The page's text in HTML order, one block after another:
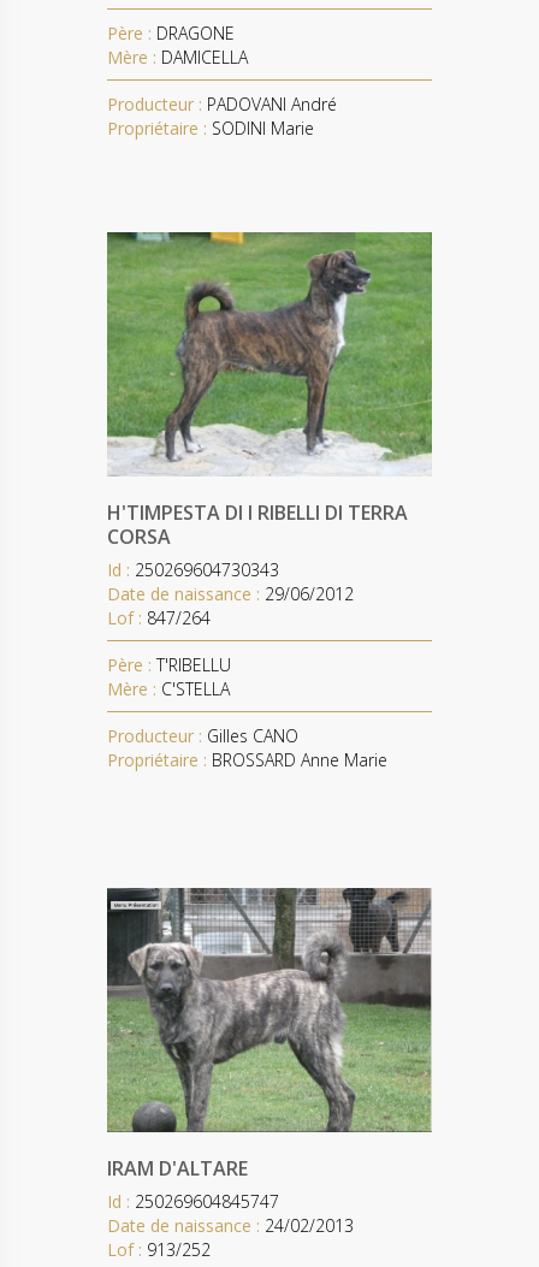
Père : DRAGONE
Mère : DAMICELLA
Producteur : PADOVANI André
Propriétaire : SODINI Marie
H'TIMPESTA DI I RIBELLI DI TERRA
CORSA
Id : 250269604730343
Date de naissance : 29/06/2012
Lof : 847/264
Père :T'RIBELLU
Mère : C'STELLA
Producteur : Gilles CANO
Propriétaire : BROSSARD Anne Marie
IRAM D'ALTARE
Id : 250269604845747
Date de naissance : 24/02/2013
Lof : 913/252